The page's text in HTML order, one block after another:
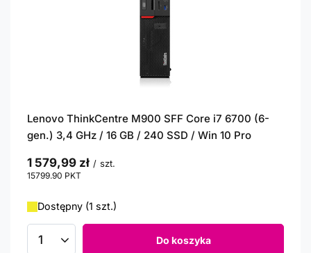
Lenovo ThinkCentre M900 SFF Core i7 6700 (6-
gen.) 3,4 GHz / 16 GB / 240 SSD / Win 10 Pro
1 579,99 zł / szt.
15799.90 PKT
Dostępny (1 szt.)
Ilość produktów Do koszyka